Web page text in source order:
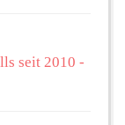
seit 2010 -